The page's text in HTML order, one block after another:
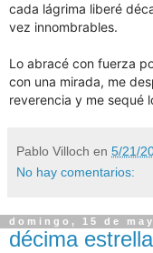
cada lágrima liberé
vez innombrables.
Lo abracé con fuerza
con una mirada, me
reverencia y me sequé
Pablo Villoch en 5/21/
No hay comentarios:
domingo, 15 de
décima